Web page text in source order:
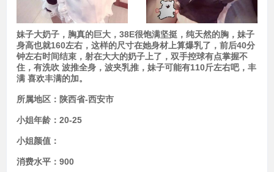
妹子大奶子，胸真的巨大，38E很饱满坚挺，纯天然的胸，妹子
身高也就160左右，这样的尺寸在她身材上算爆乳了，前后40分
钟左右时间结束，射在大大的奶子上了，双手控球有点掌握不
住，有洗吹 波推全身，波夹乳推，妹子可能有110斤左右吧，丰
满 喜欢丰满的加。
所属地区： 陕西省-西安市
小姐年龄： 20-25
小姐颜值：
消费水平： 900